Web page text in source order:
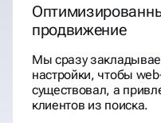
продвижение
Мы сразу
настройки, чтобы
существовал, а
клиентов из поиска.